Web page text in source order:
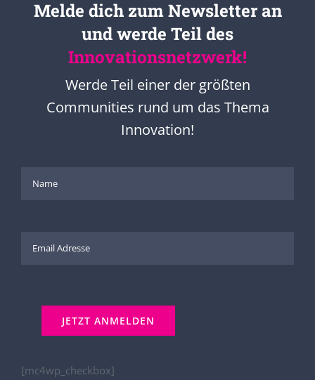
Melde dich zum Newsletter an
und werde Teil des
Innovationsnetzwerk!
Werde Teil einer der größten
Communities rund um das Thema
Innovation!
[mc4wp_checkbox]